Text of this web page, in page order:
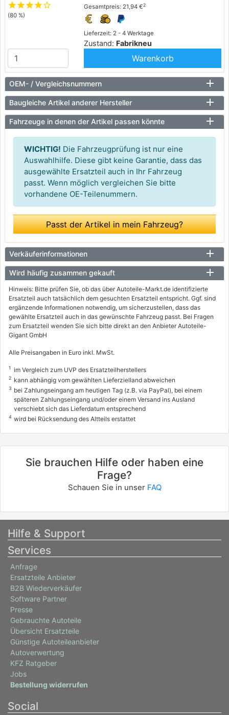
starstarstarstarstar_outline
(80 %)
Lieferzeit: 2 - 4 Werktage
Zustand: Fabrikneu
Gesamtpreis: 21,94 €2
Warenkorb
OEM- / Vergleichsnummern
Baugleiche Artikel anderer Hersteller
Fahrzeuge in denen der Artikel passen könnte
WICHTIG! Die Fahrzeugprüfung ist nur eine
Auswahlhilfe. Diese gibt keine Garantie, dass das
ausgewählte Ersatzteil auch in Ihr Fahrzeug
passt. Wenn möglich vergleichen Sie bitte
vorhandene OE-Teilenummern.
Passt der Artikel in mein Fahrzeug?
Verkäuferinformationen
Wird häufig zusammen gekauft
Hinweis: Bitte prüfen Sie, ob das über Autoteile-Markt.de identifizierte
Ersatzteil auch tatsächlich dem gesuchten Ersatzteil entspricht. Ggf. sind
ergänzende Informationen notwendig, um sicherzustellen, dass das
gewählte Ersatzteil auch in das gewünschte Fahrzeug passt. Bei Fragen
zum Ersatzteil wenden Sie sich bitte direkt an den Anbieter Autoteile-
Gigant GmbH
Alle Preisangaben in Euro inkl. MwSt.
1 im Vergleich zum UVP des Ersatzteilherstellers
2 kann abhängig vom gewählten Lieferzielland abweichen
3 bei Zahlungseingang am heutigen Tag (z.B. via PayPal), bei einem
späteren Zahlungseingang und/oder einem Versand ins Ausland
verschiebt sich das Lieferdatum entsprechend
4 wird bei Rücksendung des Altteils erstattet
Sie brauchen Hilfe oder haben eine
Frage?
Schauen Sie in unser FAQ
Hilfe & Support
Services
Anfrage
Ersatzteile Anbieter
B2B Wiederverkäufer
Software Partner
Presse
Gebrauchte Autoteile
Übersicht Ersatzteile
Günstige Autoteileanbieter
Autoverwertung
KFZ Ratgeber
Jobs
Bestellung widerrufen
Social